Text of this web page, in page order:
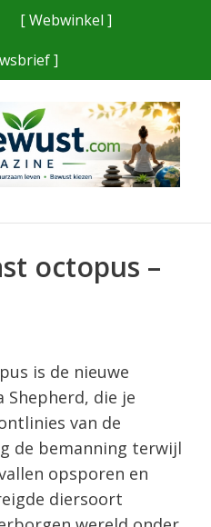
[ Webwinkel ]
]
octopus –
is de nieuwe
Shepherd, die je
van de
de bemanning terwijl
opsporen en
diersoort